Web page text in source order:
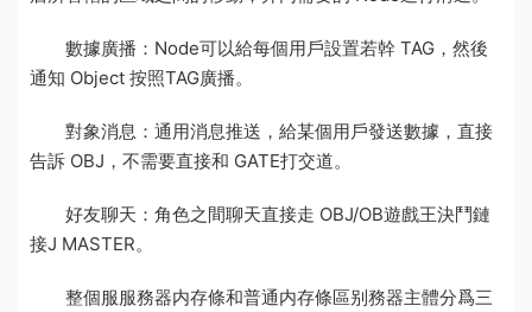
數據廣播：Node可以給每個用戶設置若幹 TAG，然後
通知 Object 按照TAG廣播。
對象消息：通用消息推送，給某個用戶發送數據，直接
告訴 OBJ，不需要直接和 GATE打交道。
好友聊天：角色之間聊天直接走 OBJ/OB遊戲王決鬥鏈
接J MASTER。
整個服服務器内存條和普通内存條區别務器主體分爲三